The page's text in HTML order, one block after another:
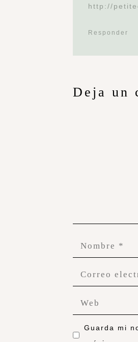
http://
Responder
Deja un
Guarda mi